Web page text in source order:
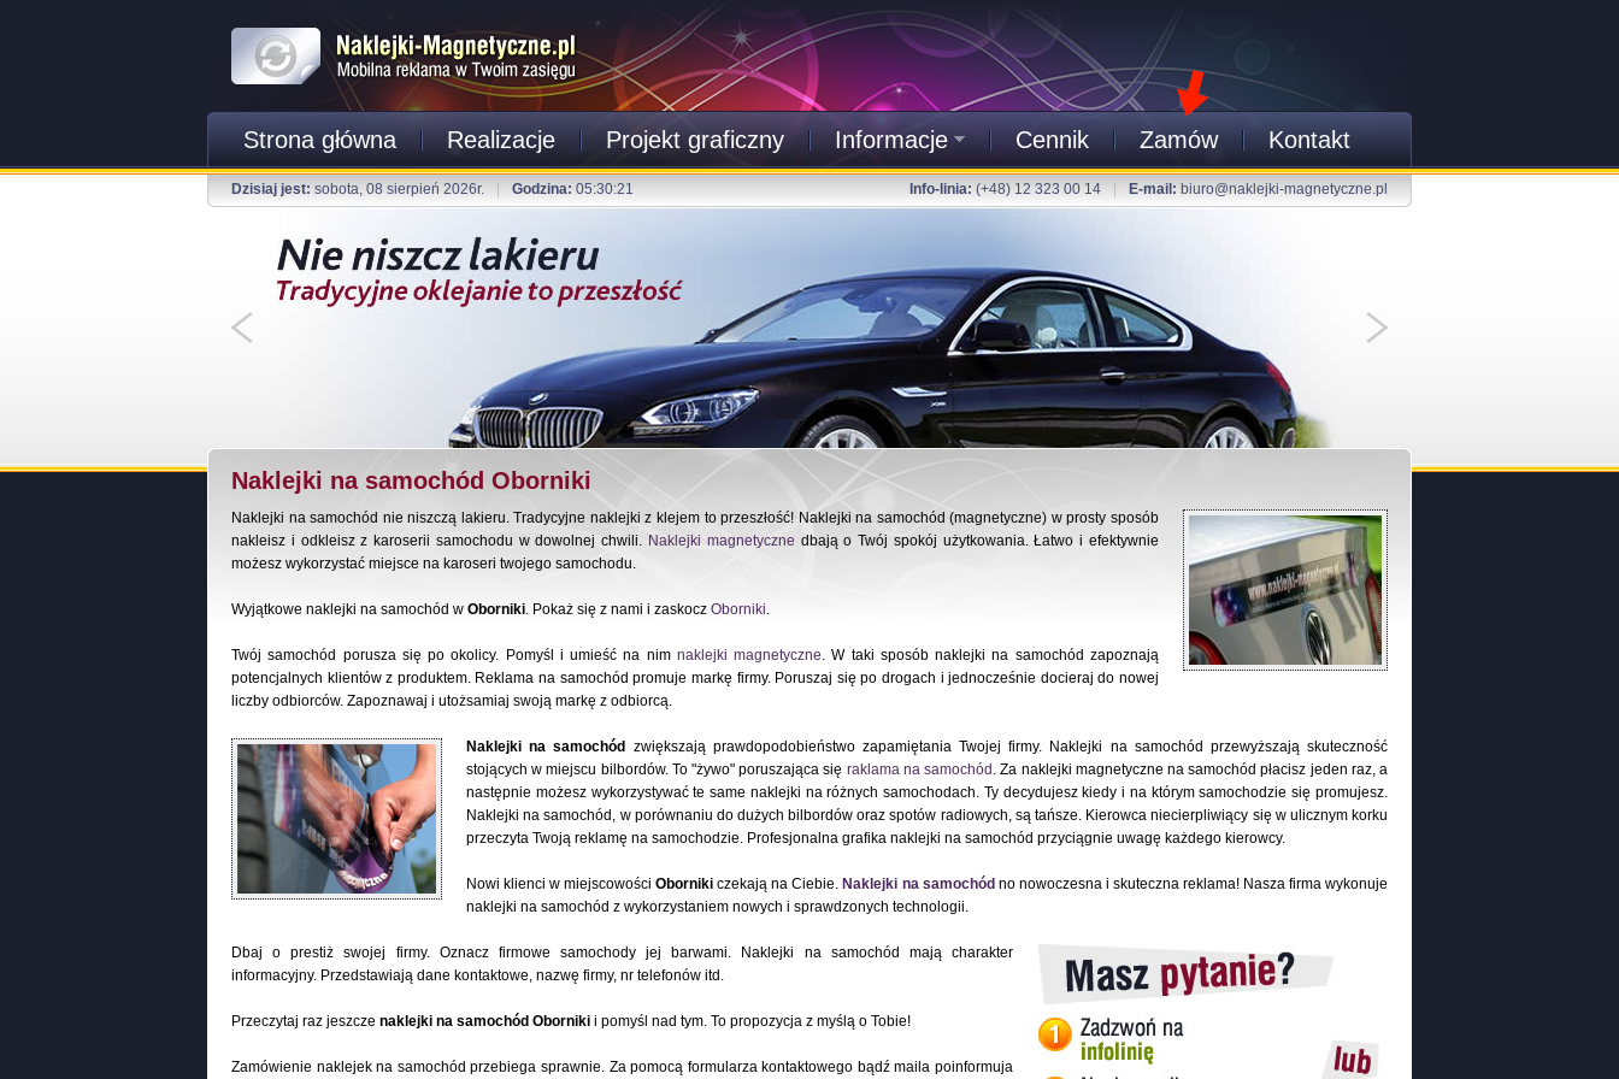
Strona główna Realizacje Projekt graficzny Informacje Cennik Zamów Kontakt
Dzisiaj jest: sobota, 08 sierpień 2026r. Godzina: 05:30:21 Info-linia: (+48) 12 323 00 14 E-mail: biuro@naklejki-magnetyczne.pl
Naklejki na samochód Oborniki
Naklejki na samochód nie niszczą lakieru. Tradycyjne naklejki z klejem to przeszłość! Naklejki na samochód (magnetyczne) w prosty sposób
nakleisz i odkleisz z karoserii samochodu w dowolnej chwili. Naklejki magnetyczne dbają o Twój spokój użytkowania. Łatwo i efektywnie
możesz wykorzystać miejsce na karoseri twojego samochodu.
Wyjątkowe naklejki na samochód w Oborniki. Pokaż się z nami i zaskocz Oborniki.
Twój samochód porusza się po okolicy. Pomyśl i umieść na nim naklejki magnetyczne. W taki sposób naklejki na samochód zapoznają
potencjalnych klientów z produktem. Reklama na samochód promuje markę firmy. Poruszaj się po drogach i jednocześnie docieraj do nowej
liczby odbiorców. Zapoznawaj i utożsamiaj swoją markę z odbiorcą.
Naklejki na samochód
zwiększają prawdopodobieństwo zapamiętania Twojej firmy. Naklejki na samochód przewyższają skuteczność
stojących w miejscu bilbordów. To "żywo" poruszająca się raklama na samochód . Za naklejki magnetyczne na samochód płacisz jeden raz, a
następnie możesz wykorzystywać te same naklejki na różnych samochodach. Ty decydujesz kiedy i na którym samochodzie się promujesz.
Naklejki na samochód, w porównaniu do dużych bilbordów oraz spotów radiowych, są tańsze. Kierowca niecierpliwiący się w ulicznym korku
przeczyta Twoją reklamę na samochodzie. Profesjonalna grafika naklejki na samochód przyciągnie uwagę każdego kierowcy.
Nowi klienci w miejscowościOborniki czekają na Ciebie. Naklejki na samochód no nowoczesna i skuteczna reklama! Nasza firma wykonuje
naklejki na samochód z wykorzystaniem nowych i sprawdzonych technologii.
Dbaj o prestiż swojej firmy. Oznacz firmowe samochody jej barwami. Naklejki na samochód mają charakter
informacyjny. Przedstawiają dane kontaktowe, nazwę firmy, nr telefonów itd.
Przeczytaj raz jeszcze naklejki na samochód Oborniki i pomyśl nad tym. To propozycja z myślą o Tobie!
Zamówienie naklejek na samochód przebiega sprawnie. Za pomocą formularza kontaktowego bądź maila poinformuja